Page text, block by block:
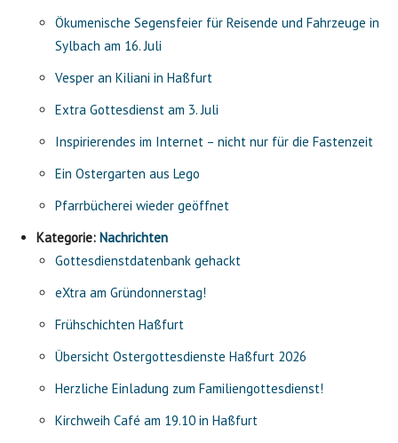
Ökumenische Segensfeier für Reisende und Fahrzeuge in
Sylbach am 16. Juli
Vesper an Kiliani in Haßfurt
Extra Gottesdienst am 3. Juli
Inspirierendes im Internet – nicht nur für die Fastenzeit
Ein Ostergarten aus Lego
Pfarrbücherei wieder geöffnet
Kategorie: Nachrichten
Gottesdienstdatenbank gehackt
eXtra am Gründonnerstag!
Frühschichten Haßfurt
Übersicht Ostergottesdienste Haßfurt 2026
Herzliche Einladung zum Familiengottesdienst!
Kirchweih Café am 19.10 in Haßfurt